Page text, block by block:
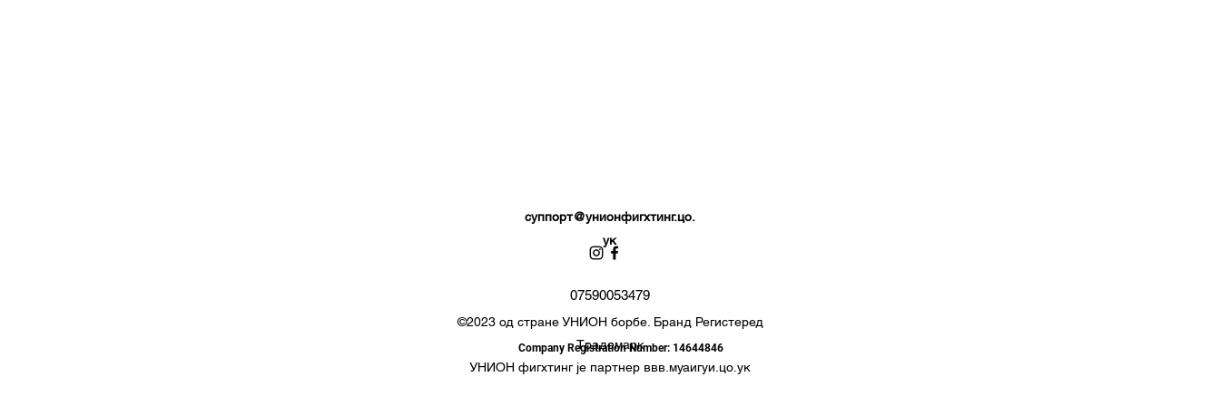
суппорт@унионфигхтинг.цо.
ук
07590053479
©2023 од стране УНИОН борбе. Бранд Регистеред
Традемарк
УНИОН фигхтинг је партнер ввв.муаигуи.цо.ук
Company Registration Number: 14644846